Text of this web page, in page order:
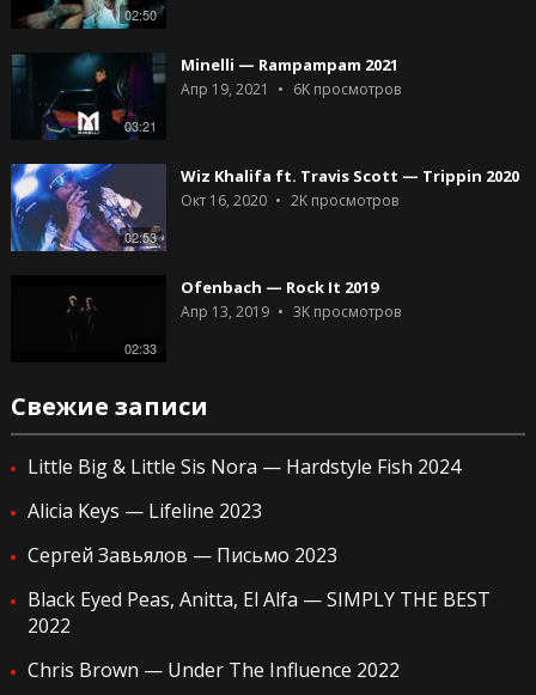
02:50
03:21
Minelli — Rampampam 2021
Апр 19, 2021 6Kпросмотров
02:53
Wiz Khalifa ft. Travis Scott — Trippin 2020
Окт 16, 2020 2Kпросмотров
02:33
Ofenbach — Rock It 2019
Апр 13, 2019 3Kпросмотров
Свежие записи
Little Big & Little Sis Nora — Hardstyle Fish 2024
Alicia Keys — Lifeline 2023
Сергей Завьялов — Письмо 2023
Black Eyed Peas, Anitta, El Alfa — SIMPLY THE BEST
2022
Chris Brown — Under The Influence 2022